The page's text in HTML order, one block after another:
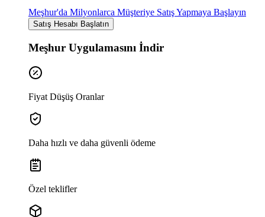
Meşhur'da Milyonlarca Müşteriye Satış Yapmaya Başlayın
Satış Hesabı Başlatın
Meşhur Uygulamasını İndir
Fiyat Düşüş Oranlar
Daha hızlı ve daha güvenli ödeme
Özel teklifler